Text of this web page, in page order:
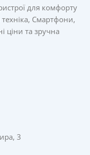
для комфорту
Смартфони,
ціни та зручна
3